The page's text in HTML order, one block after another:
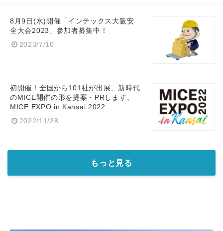
8月9日(水)開催「インテックス大阪安
全大会2023」参加者募集中！
2023/7/10
初開催！全国から101社が出展、新時代
のMICE開催の形を提案・PRします。
MICE EXPO in Kansai 2022
2022/11/28
もっと見る